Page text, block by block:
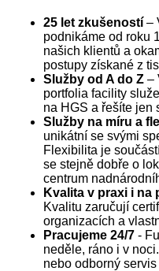
25 let zkušeností –
podnikáme od roku
našich klientů a
postupy získané z
Služby od A do Z –
portfolia facility
na HGS a řešíte jen
Služby na míru a
unikátní se svými
Flexibilita je
se stejně dobře o
centrum
Kvalita v praxi i na
Kvalitu zaručují
organizacích a
Pracujeme 24/7 -
neděle, ráno i v
nebo odborný